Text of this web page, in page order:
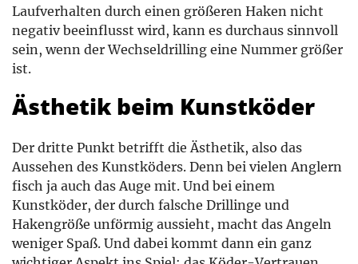
Laufverhalten durch einen größeren Haken nicht
negativ beeinflusst wird, kann es durchaus sinnvoll
sein, wenn der Wechseldrilling eine Nummer größer
ist.
Ästhetik beim Kunstköder
Der dritte Punkt betrifft die Ästhetik, also das
Aussehen des Kunstköders. Denn bei vielen Anglern
fisch ja auch das Auge mit. Und bei einem
Kunstköder, der durch falsche Drillinge und
Hakengröße unförmig aussieht, macht das Angeln
weniger Spaß. Und dabei kommt dann ein ganz